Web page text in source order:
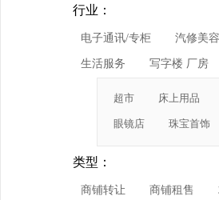
行业：
电子通讯/专柜 汽修美容
生活服务 写字楼 厂房
超市 床上用品
眼镜店 珠宝首饰
类型：
商铺转让 商铺租售